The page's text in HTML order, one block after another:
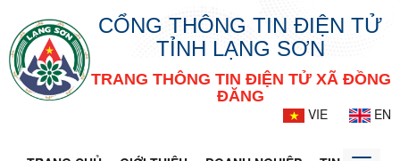
CỔNG THÔNG TIN ĐIỆN TỬ
TỈNH LẠNG SƠN
TRANG THÔNG TIN ĐIỆN TỬ XÃ ĐỒNG
ĐĂNG
VIE
EN